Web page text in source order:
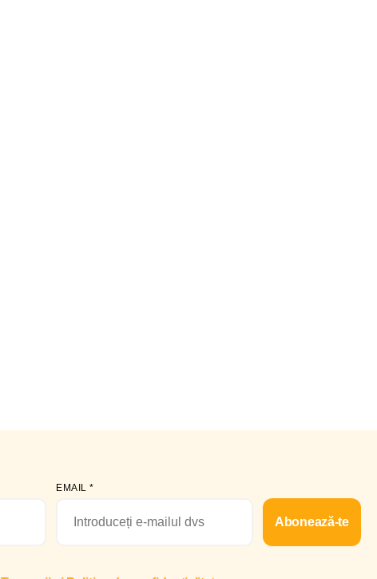
EMAIL*
Abonează-te